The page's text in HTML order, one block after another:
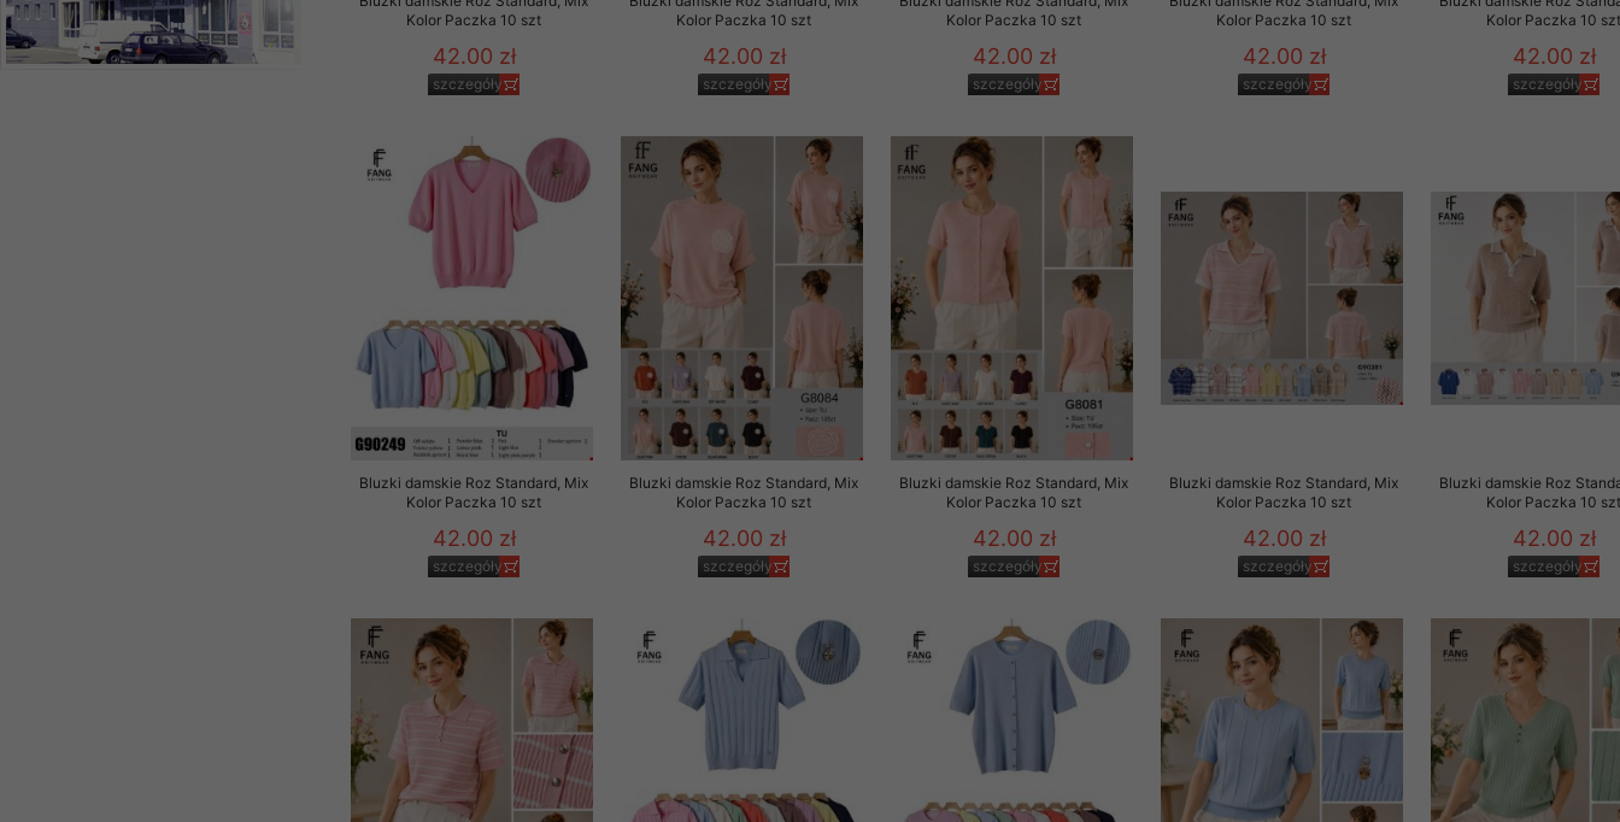
Kolor Paczka 10 szt
42.00 zł
szczegóły
Kolor Paczka 10 szt
42.00 zł
szczegóły
Kolor Paczka 10 szt
42.00 zł
szczegóły
Kolor Paczka 10 szt
42.00 zł
szczegóły
Kolor Paczka 10
42.00 zł
szczegóły
Bluzki damskie Roz Standard, Mix
Kolor Paczka 10 szt
42.00 zł
szczegóły
Bluzki damskie Roz Standard, Mix
Kolor Paczka 10 szt
42.00 zł
szczegóły
Bluzki damskie Roz Standard, Mix
Kolor Paczka 10 szt
42.00 zł
szczegóły
Bluzki damskie Roz Standard, Mix
Kolor Paczka 10 szt
42.00 zł
szczegóły
Bluzki damskie Roz
Kolor Paczka 10
42.00 zł
szczegóły